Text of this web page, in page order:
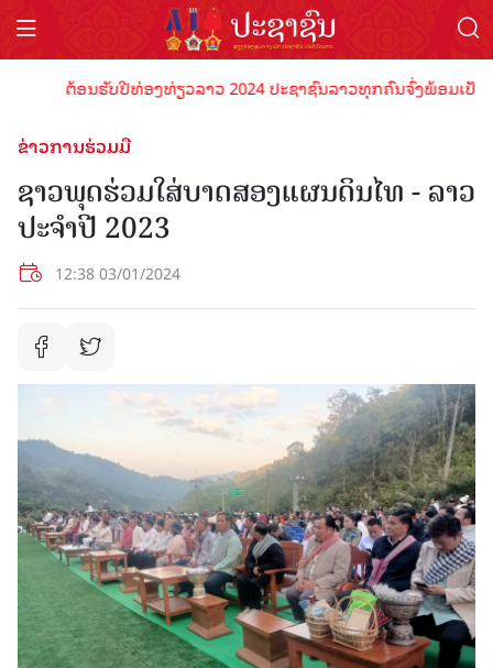
ຕ້ອນຮັບປີທ່ອງທ່ຽວລາວ 2024 ປະຊາຊົນລາວທຸກຄົນຈົ່ງພ້ອມເປັນ
ຂ່າວການຮ່ວມມື
ຊາວພຸດຮ່ວມໃສ່ບາດສອງແຜນດິນໄທ - ລາວ
ປະຈຳປີ 2023
12:38 03/01/2024